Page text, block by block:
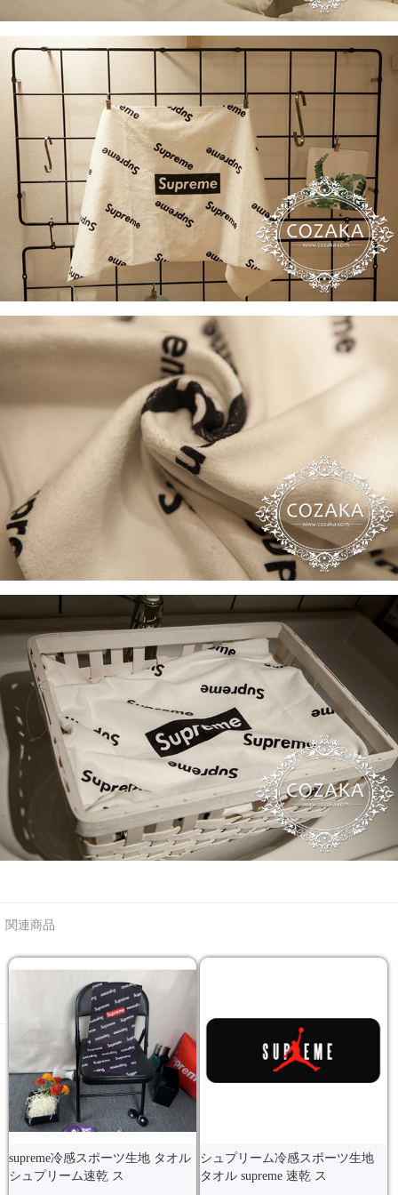
関連商品
supreme冷感スポーツ生地 タオル
シュプリーム速乾 ス
シュプリーム冷感スポーツ生地
タオル supreme 速乾 ス